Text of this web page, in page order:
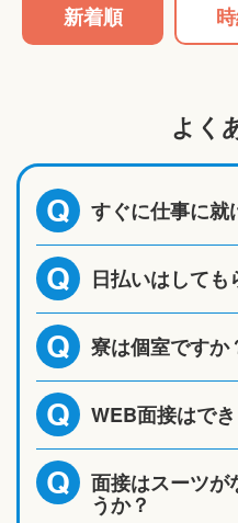
新着順
よく
Q すぐに仕事に就
Q 日払いはしても
Q 寮は個室ですか
Q WEB面接はで
Q 面接はスーツが
うか？